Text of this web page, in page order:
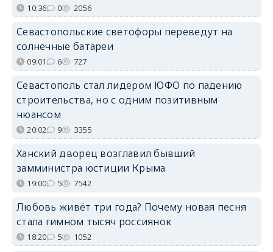
10:36 0 2056
Севастопольские светофоры переведут на
солнечные батареи
09:01 6 727
Севастополь стал лидером ЮФО по падению
строительства, но с одним позитивным
нюансом
20:02 9 3355
Ханский дворец возглавил бывший
замминистра юстиции Крыма
19:00 5 7542
Любовь живёт три года? Почему новая песня
стала гимном тысяч россиянок
18:20 5 1052